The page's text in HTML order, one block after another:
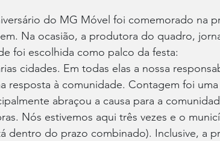
do MG Móvel foi comemorado na
Na ocasião, a produtora do quadro,
foi escolhida como palco da festa:
cidades. Em todas elas a nossa
resposta à comunidade. Contagem foi
abraçou a causa para a
Nós estivemos aqui três vezes e o
dentro do prazo combinado). Inclusive, a